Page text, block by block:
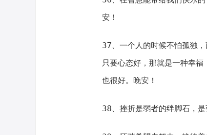
安！
37、一个人的时候不怕孤独
只要心态好，那就是一种幸
也很好。晚安！
38、挫折是弱者的绊脚石，是